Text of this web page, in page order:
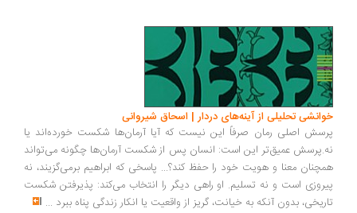
تحلیلی از آینه‌های دردار | اسحاق شیروانی
اصلی رمان صرفاً این نیست که آیا آرمان‌ها شکست خورده‌اند یا
عمیق‌تر این است: انسان پس از شکست آرمان‌ها چگونه می‌تواند
معنا و هویت خود را حفظ کند؟... پاسخی که ابراهیم برمی‌گزیند، نه
است و نه تسلیم. او راهی دیگر را انتخاب می‌کند: پذیرفتن شکست
بدون آنکه به خیانت، گریز از واقعیت یا انکار زندگی پناه ببرد...